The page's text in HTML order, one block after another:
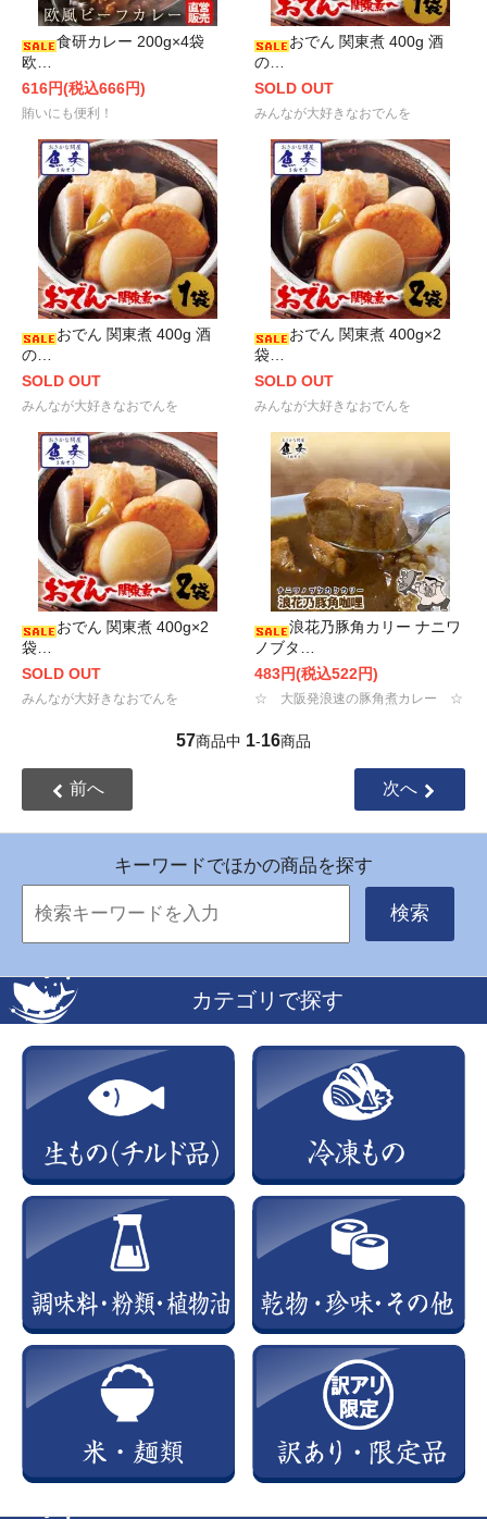
食研カレー 200g×4袋
欧…
616円(税込666円)
賄いにも便利！
おでん 関東煮 400g 酒
の…
SOLD OUT
みんなが大好きなおでんを
おでん 関東煮 400g 酒
の…
SOLD OUT
みんなが大好きなおでんを
おでん 関東煮 400g×2
袋…
SOLD OUT
みんなが大好きなおでんを
おでん 関東煮 400g×2
袋…
SOLD OUT
みんなが大好きなおでんを
浪花乃豚角カリー ナニワ
ノブタ…
483円(税込522円)
☆ 大阪発浪速の豚角煮カレー ☆
57商品中 1-16商品
前へ 次へ
キーワードでほかの商品を探す
検索
カテゴリで探す